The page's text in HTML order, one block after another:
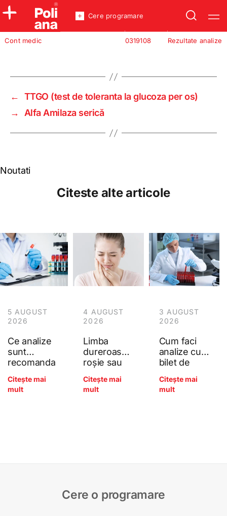
Policlinica
Cont medic Rezultate analize
0319108
Cere programare
←
TTGO (test de toleranta la glucoza per os)
→
Alfa Amilaza serică
Noutati
Citeste alte articole
5 AUGUST
2026
Ce analize
sunt
recomanda
pentru
adulți?
Citește mai
mult
4 AUGUST
2026
Limba
dureroasă,
roșie sau
(glosita): ce
arată
Citește mai
mult
3 AUGUST
2026
Cum faci
analize cu
bilet de
Poliana?
Citește mai
mult
Cere o programare